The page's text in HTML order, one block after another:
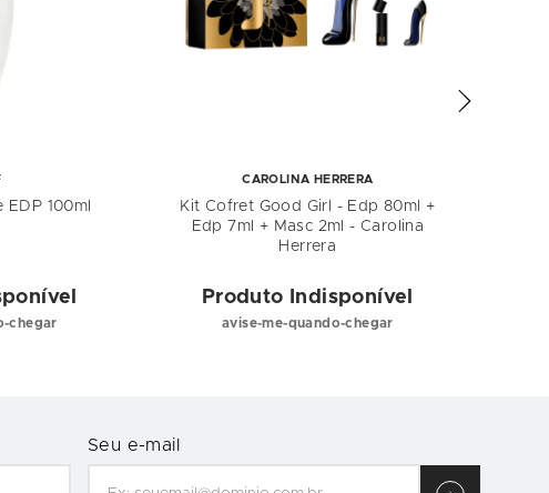
100ml
chegar
CAROLINA HERRERA
Kit Cofret Good Girl - Edp 80ml +
Edp 7ml + Masc 2ml - Carolina
Herrera
Produto Indisponível
avise-me-quando-chegar
Seu e-mail